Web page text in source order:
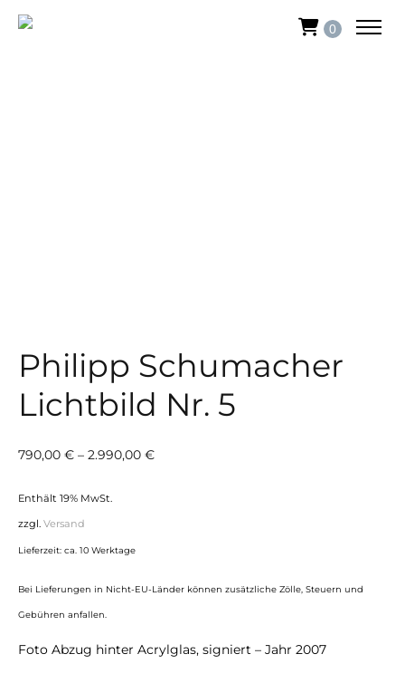
0
Philipp Schumacher
Lichtbild Nr. 5
790,00 € – 2.990,00 €Preisspanne:
Enthält 19% MwSt.
zzgl. Versand
Lieferzeit: ca. 10 Werktage
Bei Lieferungen in Nicht-EU-Länder können zusätzliche Zölle, Steuern und
Gebühren anfallen.
Foto Abzug hinter Acrylglas, signiert – Jahr 2007